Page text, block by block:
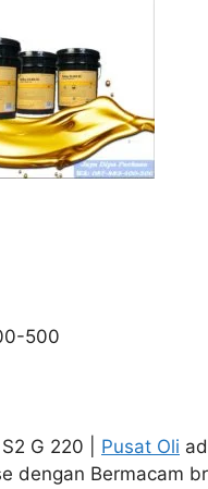
500
G 220 | Pusat Oli
dengan Bermacam